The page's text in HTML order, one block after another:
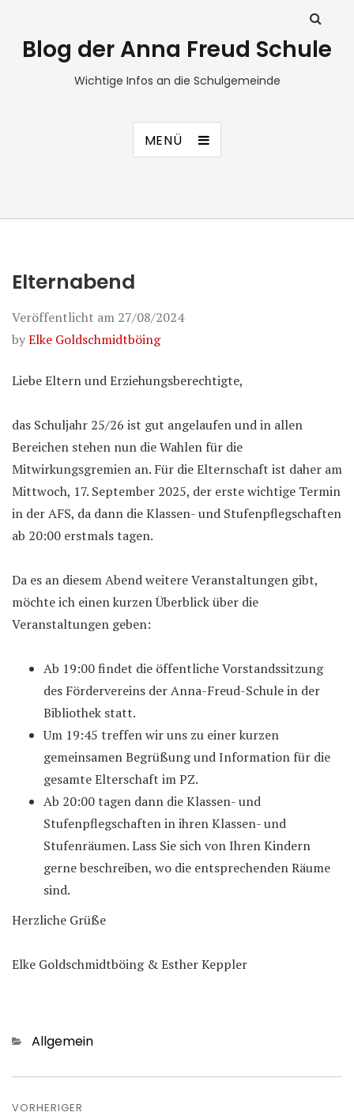
Blog der Anna Freud Schule
Wichtige Infos an die Schulgemeinde
MENÜ
Elternabend
Veröffentlicht am 27/08/2024
byElke Goldschmidtböing
Liebe Eltern und Erziehungsberechtigte,
das Schuljahr 25/26 ist gut angelaufen und in allen
Bereichen stehen nun die Wahlen für die
Mitwirkungsgremien an. Für die Elternschaft ist daher am
Mittwoch, 17. September 2025, der erste wichtige Termin
in der AFS, da dann die Klassen- und Stufenpflegschaften
ab 20:00 erstmals tagen.
Da es an diesem Abend weitere Veranstaltungen gibt,
möchte ich einen kurzen Überblick über die
Veranstaltungen geben:
Ab 19:00 findet die öffentliche Vorstandssitzung
des Fördervereins der Anna-Freud-Schule in der
Bibliothek statt.
Um 19:45 treffen wir uns zu einer kurzen
gemeinsamen Begrüßung und Information für die
gesamte Elterschaft im PZ.
Ab 20:00 tagen dann die Klassen- und
Stufenpflegschaften in ihren Klassen- und
Stufenräumen. Lass Sie sich von Ihren Kindern
gerne beschreiben, wo die entsprechenden Räume
sind.
Herzliche Grüße
Elke Goldschmidtböing & Esther Keppler
Kategorien
Allgemein
VORHERIGER